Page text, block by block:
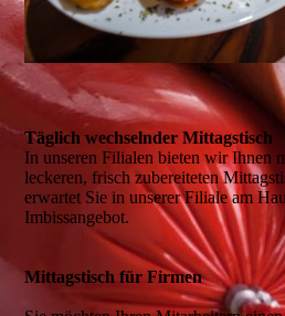
Täglich wechselnder Mittagstisch
In unseren Filialen bieten wir Ihnen
leckeren, frisch zubereiteten
erwartet Sie in unserer Filiale am
Imbissangebot.
Mittagstisch für Firmen